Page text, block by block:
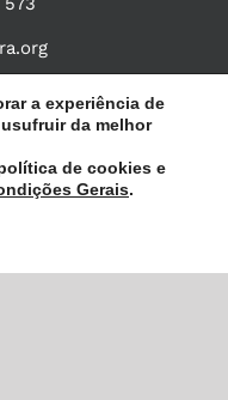
a experiência de
da melhor
de cookies e
Gerais.